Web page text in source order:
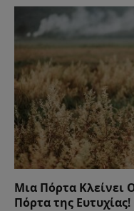
Μια Πόρτα Κλείνει
Πόρτα της Ευτυχίας!